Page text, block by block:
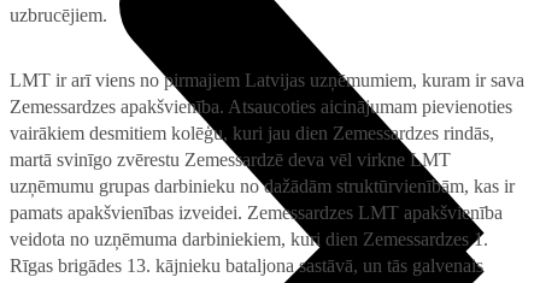
uzbrucējiem.
LMT ir arī viens no pirmajiem Latvijas uzņēmumiem, kuram ir sava
Zemessardzes apakšvienība. Atsaucoties aicinājumam pievienoties
vairākiem desmitiem kolēģu, kuri jau dien Zemessardzes rindās,
martā svinīgo zvērestu Zemessardzē deva vēl virkne LMT
uzņēmumu grupas darbinieku no dažādām struktūrvienībām, kas ir
pamats apakšvienības izveidei. Zemessardzes LMT apakšvienība
veidota no uzņēmuma darbiniekiem, kuri dien Zemessardzes 1.
Rīgas brigādes 13. kājnieku bataljona sastāvā, un tās galvenais